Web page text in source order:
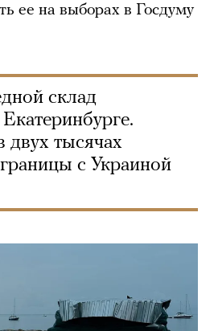
ее на выборах в Госдуму
склад
двух тысячах
с Украиной